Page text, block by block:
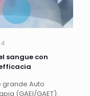
sangue con
grande Auto
(GAEI/GAET).